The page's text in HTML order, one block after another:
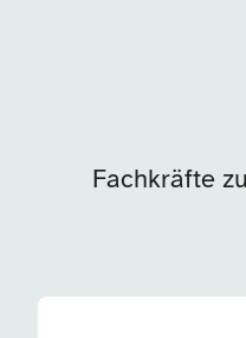
Fachkräfte